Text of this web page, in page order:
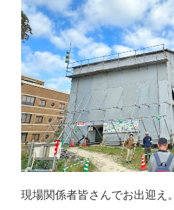
現場関係者皆さんでお出迎え。